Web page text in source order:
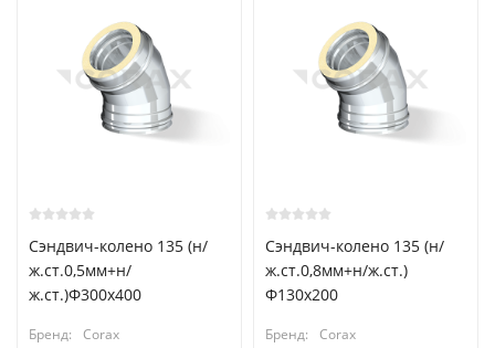
Сэндвич-колено 135 (н/
ж.ст.0,5мм+н/
ж.ст.)Ф300х400
Бренд:
Corax
Сэндвич-колено 135 (н/
ж.ст.0,8мм+н/ж.ст.)
Ф130х200
Бренд:
Corax